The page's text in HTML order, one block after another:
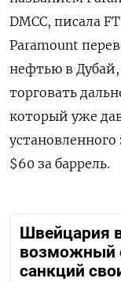
DMCC, писала
Paramount
нефтью в
торговать
который уже
$60 за баррель.
Швейцария
возможный
санкций